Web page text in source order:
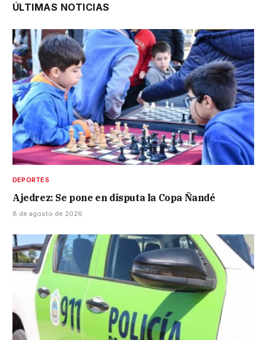
ÚLTIMAS NOTICIAS
DEPORTES
Ajedrez: Se pone en disputa la Copa Ñandé
8 de agosto de 2026